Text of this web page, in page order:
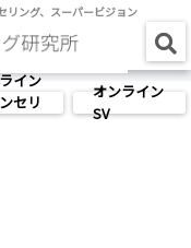
リング、スーパービジョン
イン
セリ
オンライン
SV